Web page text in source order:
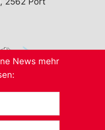
News mehr